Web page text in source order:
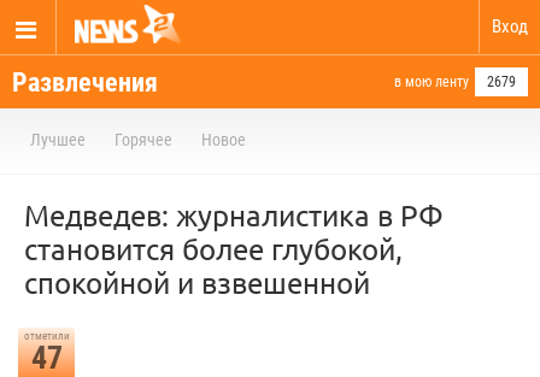
Вход
Развлечения в мою ленту 2679
Лучшее Горячее Новое
Медведев: журналистика в РФ
становится более глубокой,
спокойной и взвешенной
отметили
47